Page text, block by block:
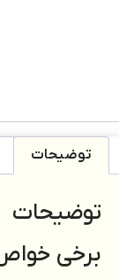
توضیحات
توضیحات
برخی